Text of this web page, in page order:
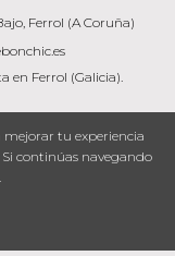
Ferrol (A Coruña)
en Ferrol (Galicia).
mejorar tu experiencia
continúas navegando
.